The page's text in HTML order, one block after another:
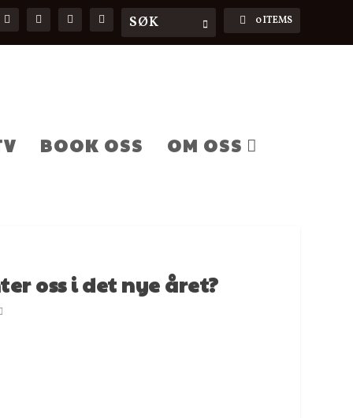
0 ITEMS
BOOK OSS OM OSS
oss i det nye året?